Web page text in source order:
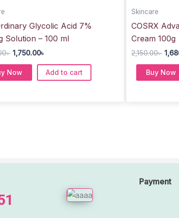
Glycolic Acid 7%
Solution – 100 ml
৳ 1,750.00৳
Now Add to cart
Skincare
COSRX
Cream 100g
2,150.00৳
Buy Now
Payment